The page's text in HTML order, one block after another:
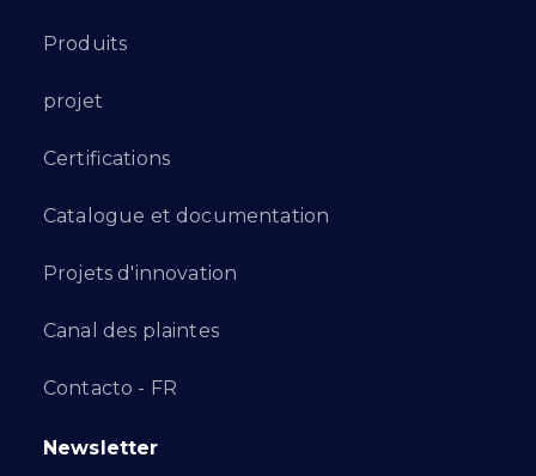
Produits
projet
Certifications
Catalogue et documentation
Projets d'innovation
Canal des plaintes
Contacto - FR
Newsletter